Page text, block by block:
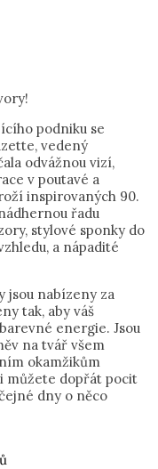
podniku se
vedený
odvážnou vizí,
v poutavé a
inspirovaných 90.
řadu
stylové sponky do
a nápadité
jsou nabízeny za
tak, aby váš
energie. Jsou
na tvář všem
okamžikům
můžete dopřát pocit
dny o něco